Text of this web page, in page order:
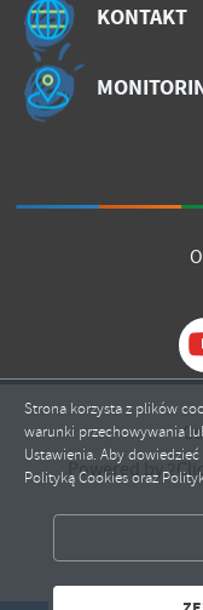
KONTAKT
Powered by
Strona korzysta z plików
warunki przechowywania
Ustawienia. Aby
Polityką Cookies oraz